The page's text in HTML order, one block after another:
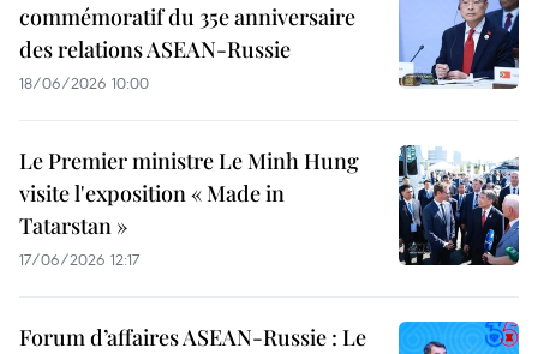
commémoratif du 35e anniversaire
des relations ASEAN-Russie
18/06/2026 10:00
Le Premier ministre Le Minh Hung
visite l'exposition « Made in
Tatarstan »
17/06/2026 12:17
Forum d’affaires ASEAN-Russie : Le